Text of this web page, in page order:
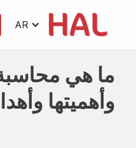
AR
ما هي
وأهميتها